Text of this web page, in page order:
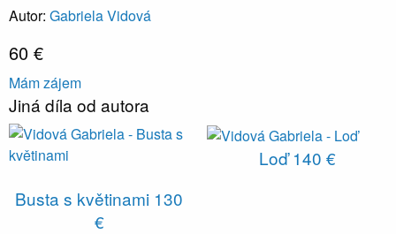
Autor: Gabriela Vidová
60 €
Mám zájem
Jiná díla od autora
Busta s květinami 130
€
Loď140 €